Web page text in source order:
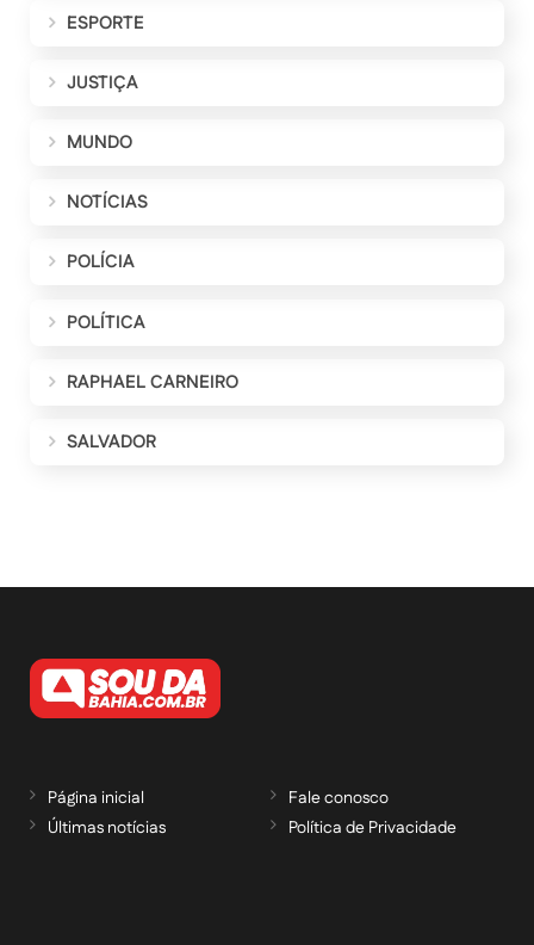
ESPORTE
JUSTIÇA
MUNDO
NOTÍCIAS
POLÍCIA
POLÍTICA
RAPHAEL CARNEIRO
SALVADOR
Página inicial
Últimas notícias
Fale conosco
Política de Privacidade